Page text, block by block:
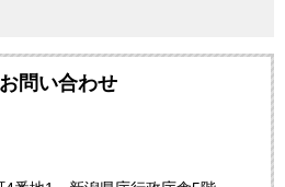
問い合わせ